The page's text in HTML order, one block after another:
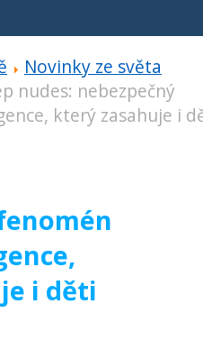
Novinky ze světa
nudes: nebezpečný
který zasahuje i
i děti